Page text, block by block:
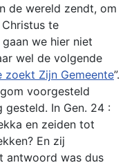
de wereld zendt, om
te
we hier niet
wel de volgende
zoekt Zijn Gemeente”.
voorgesteld
In Gen. 24 :
en zeiden tot
En zij
antwoord was dus